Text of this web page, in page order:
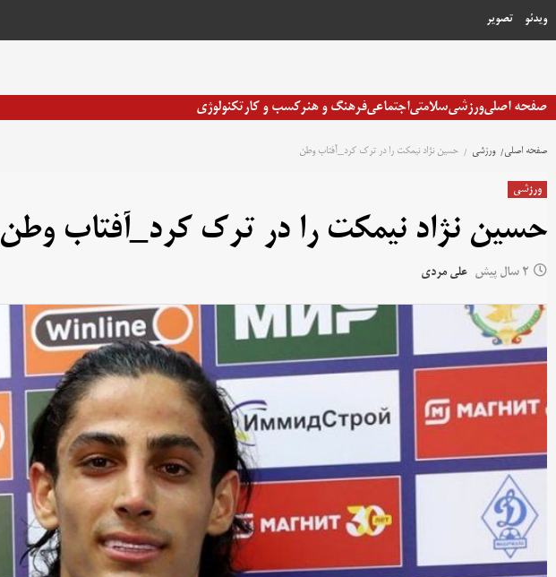
به
ویدئو تصویر
صفحه اصلیورزشیسلامتیاجتماعیفرهنگ و هنرکسب و کارتکنولوژی
صفحه اصلی ورزشی حسین نژاد نیمکت را در ترک کرد_آفتاب وطن
ورزشی
حسین نژاد نیمکت را در ترک کرد_آفتاب وطن
2 سال پیش علی مردی